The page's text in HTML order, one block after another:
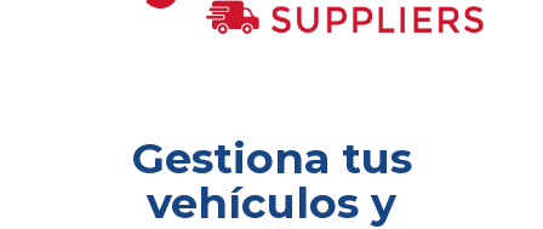
Gestiona tus
vehículos y